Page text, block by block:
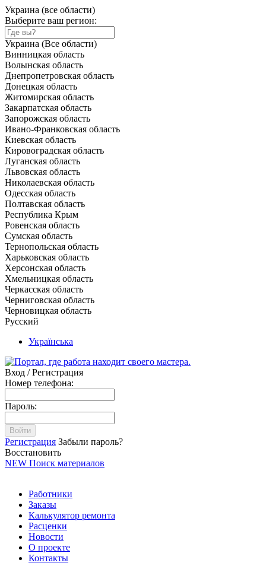
Украина (все области)
Выберите ваш регион:
Украина (Все области)
Винницкая область
Волынская область
Днепропетровская область
Донецкая область
Житомирская область
Закарпатская область
Запорожская область
Ивано-Франковская область
Киевская область
Кировоградская область
Луганская область
Львовская область
Николаевская область
Одесская область
Полтавская область
Республика Крым
Ровенская область
Сумская область
Тернопольская область
Харьковская область
Херсонская область
Хмельницкая область
Черкасская область
Черниговская область
Черновицкая область
Русский
Українська
Вход / Регистрация
Номер телефона:
Пароль:
Войти
Регистрация Забыли пароль?
Восстановить
NEW Поиск материалов
Работники
Заказы
Калькулятор ремонта
Расценки
Новости
О проекте
Контакты